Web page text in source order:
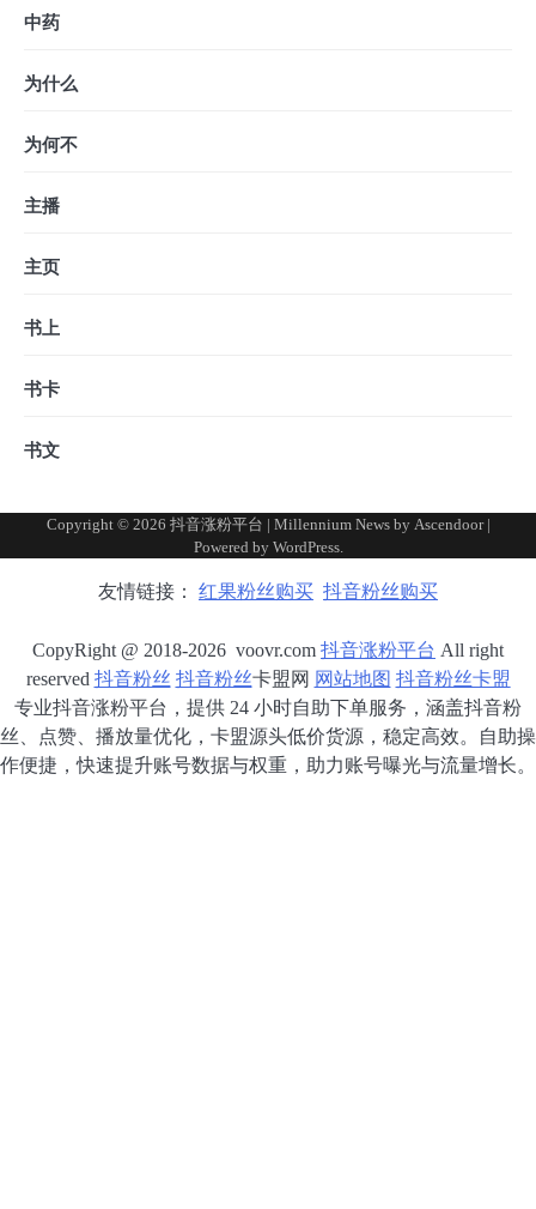
中药
为什么
为何不
主播
主页
书上
书卡
书文
Copyright © 2026 抖音涨粉平台 | Millennium News by Ascendoor|
Powered by WordPress.
友情链接： 红果粉丝购买 抖音粉丝购买
CopyRight @ 2018-2026 voovr.com 抖音涨粉平台 All right
reserved 抖音粉丝 抖音粉丝卡盟网 网站地图 抖音粉丝卡盟
专业抖音涨粉平台，提供 24 小时自助下单服务，涵盖抖音粉
丝、点赞、播放量优化，卡盟源头低价货源，稳定高效。自助操
作便捷，快速提升账号数据与权重，助力账号曝光与流量增长。